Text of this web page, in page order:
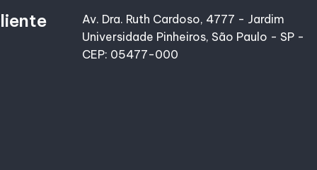
Av. Dra. Ruth Cardoso, 4777 - Jardim
Universidade Pinheiros, São Paulo - SP -
CEP: 05477-000